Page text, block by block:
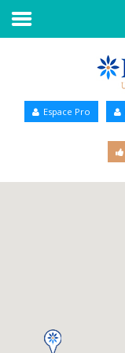
Annuaire Bien-être
Espace Pro